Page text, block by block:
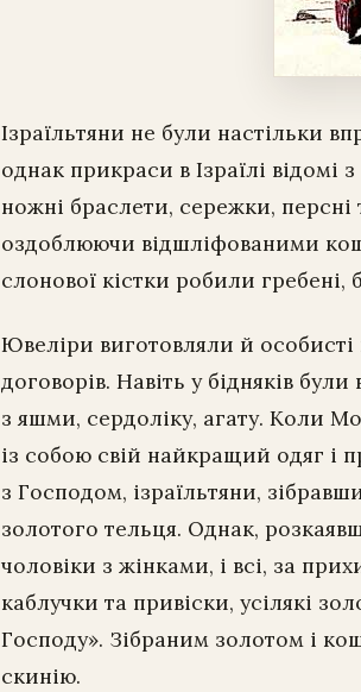
Ізраїльтяни не були настільки
однак прикраси в Ізраїлі відомі
ножні браслети, сережки, персні
оздоблюючи відшліфованими
слонової кістки робили
Ювеліри виготовляли й особисті
договорів. Навіть у бідняків
з яшми, сердоліку, агату. Коли
із собою свій найкращий одяг і
з Господом, ізраїльтяни,
золотого тельця. Однак,
чоловіки з жінками, і всі, за
каблучки та привіски, усілякі
Господу». Зібраним золотом і
скинію.